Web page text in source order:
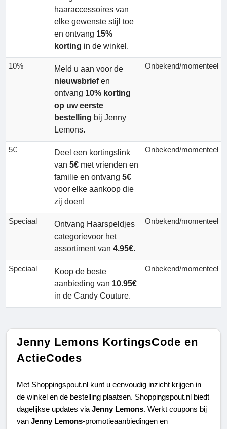
haaraccessoires van
elke gewenste stijl toe
en ontvang 15%
korting in de winkel.
10%
Meld u aan voor de
nieuwsbriefen
ontvang 10% korting
op uw eerste
bestelling bij Jenny
Lemons.
Onbekend/momenteel
5€
Deel een kortingslink
van 5€ met vrienden en
familie en ontvang 5€
voor elke aankoop die
zij doen!
Onbekend/momenteel
Speciaal
Ontvang Haarspeldjes
categorievoor het
assortiment van 4.95€.
Onbekend/momenteel
Speciaal
Koop de beste
aanbieding van 10.95€
in de Candy Couture.
Onbekend/momenteel
Jenny Lemons KortingsCode en
ActieCodes
Met Shoppingspout.nl kunt u eenvoudig inzicht krijgen in
de winkel en de bestelling plaatsen. Shoppingspout.nl biedt
dagelijkse updates via Jenny Lemons. Werkt coupons bij
van Jenny Lemons-promotieaanbiedingen en